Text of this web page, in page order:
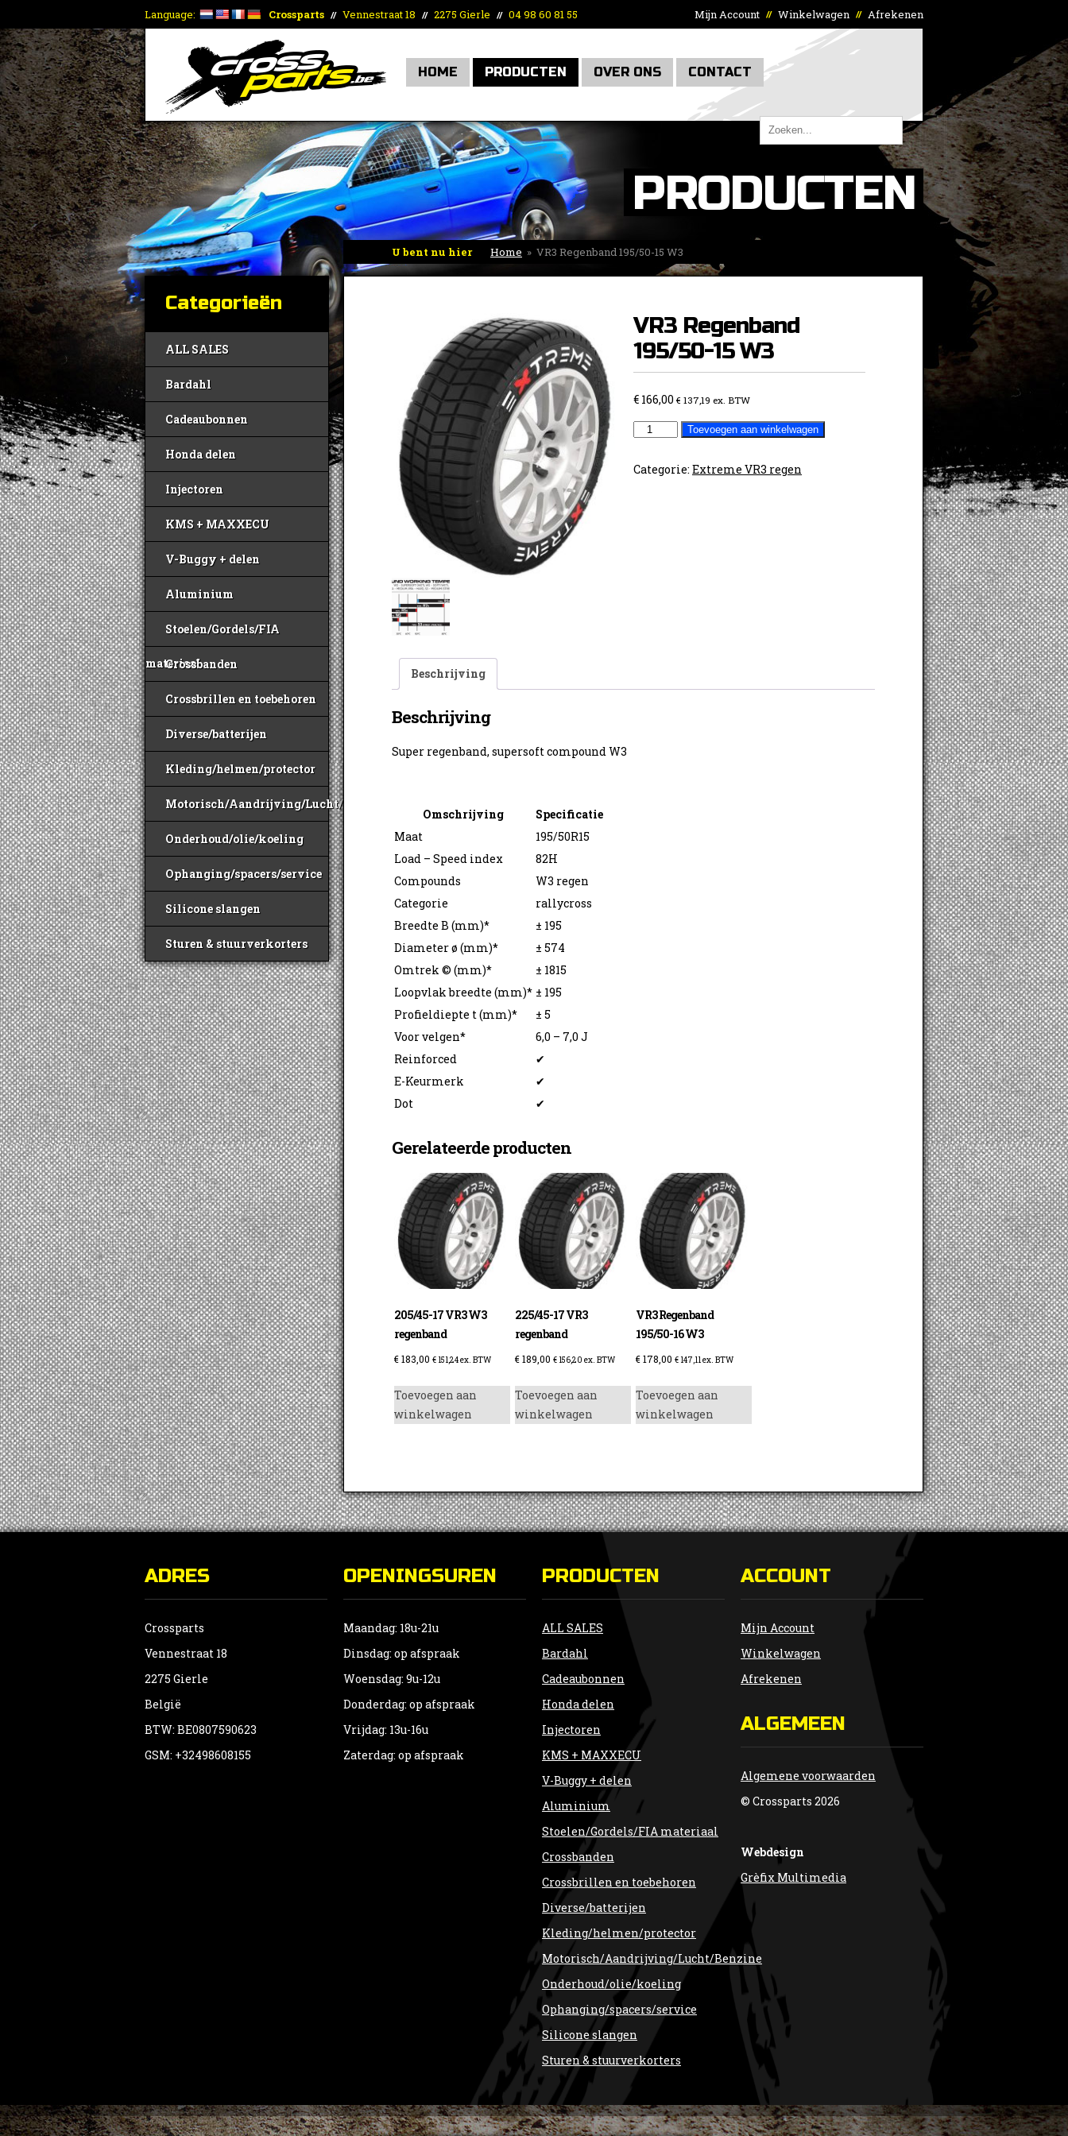
Language: Crossparts // Vennestraat 18 // 2275 Gierle // 04 98 60 81 55 Mijn Account // Winkelwagen // Afrekenen
HOME PRODUCTEN OVER ONS CONTACT
PRODUCTEN
U bent nu hier Home » VR3 Regenband 195/50-15 W3
Categorieën
ALL SALES
Bardahl
Cadeaubonnen
Honda delen
Injectoren
KMS + MAXXECU
V-Buggy + delen
Aluminium
Stoelen/Gordels/FIA
materiaal
Crossbanden
Crossbrillen en toebehoren
Diverse/batterijen
Kleding/helmen/protector
Motorisch/Aandrijving/Lucht/Benzine
Onderhoud/olie/koeling
Ophanging/spacers/service
Silicone slangen
Sturen & stuurverkorters
VR3 Regenband
195/50-15 W3
€166,00 € 137,19 ex. BTW
VR3
195/50-
Toevoegen aan winkelwagen
Categorie: Extreme VR3 regen
Beschrijving
Beschrijving
Super regenband, supersoft compound W3
Omschrijving
Specificatie
Maat
195/50R15
Load – Speed index
82H
Compounds
W3 regen
Categorie
rallycross
Breedte B (mm)*
± 195
Diameter ø (mm)*
± 574
Omtrek © (mm)*
± 1815
Loopvlak breedte (mm)* ± 195
Profieldiepte t (mm)*
± 5
Voor velgen*
6,0 – 7,0 J
Reinforced
✔
E-Keurmerk
✔
Dot
✔
Gerelateerde producten
205/45-17 VR3 W3
regenband
€183,00 € 151,24ex. BTW
Toevoegen aan
winkelwagen
225/45-17 VR3
regenband
€189,00 € 156,20 ex. BTW
Toevoegen aan
winkelwagen
VR3 Regenband
195/50-16 W3
€178,00 €147,11ex. BTW
Toevoegen aan
winkelwagen
ADRES
Crossparts
Vennestraat 18
2275 Gierle
België
BTW: BE0807590623
GSM: +32498608155
OPENINGSUREN
Maandag: 18u-21u
Dinsdag: op afspraak
Woensdag: 9u-12u
Donderdag: op afspraak
Vrijdag: 13u-16u
Zaterdag: op afspraak
PRODUCTEN
ALL SALES
Bardahl
Cadeaubonnen
Honda delen
Injectoren
KMS + MAXXECU
V-Buggy + delen
Aluminium
Stoelen/Gordels/FIA materiaal
Crossbanden
Crossbrillen en toebehoren
Diverse/batterijen
Kleding/helmen/protector
Motorisch/Aandrijving/Lucht/Benzine
Onderhoud/olie/koeling
Ophanging/spacers/service
Silicone slangen
Sturen & stuurverkorters
ACCOUNT
Mijn Account
Winkelwagen
Afrekenen
ALGEMEEN
Algemene voorwaarden
© Crossparts 2026
Webdesign
Grèfix Multimedia